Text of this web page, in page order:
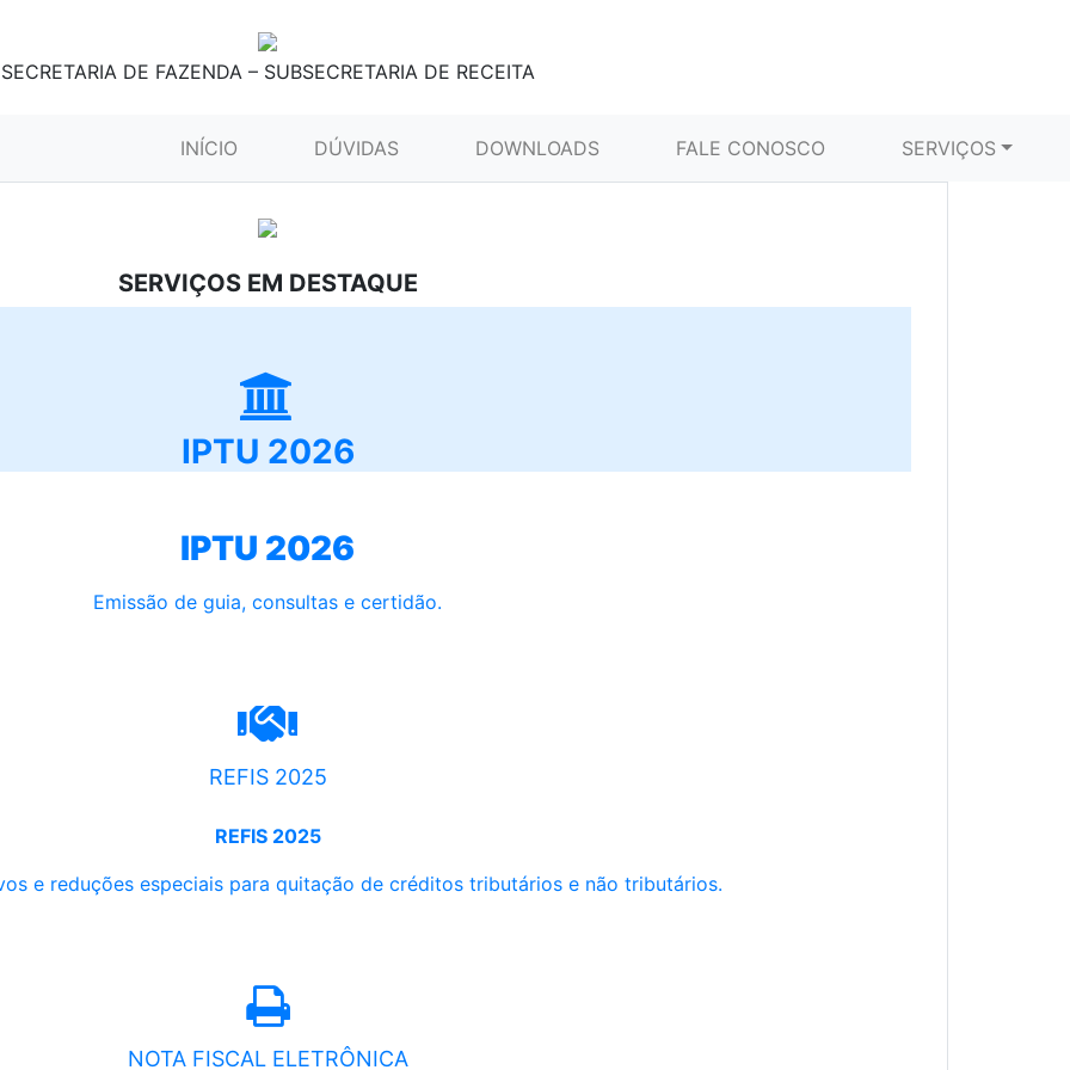
SECRETARIA DE FAZENDA – SUBSECRETARIA DE RECEITA
INÍCIO (CURRENT)DÚVIDAS DOWNLOADS FALE CONOSCO SERVIÇOS
SERVIÇOS EM DESTAQUE
IPTU 2026
IPTU 2026
Emissão de guia, consultas e certidão.
REFIS 2025
REFIS 2025
e reduções especiais para quitação de créditos tributários e não tributários.
NOTA FISCAL ELETRÔNICA